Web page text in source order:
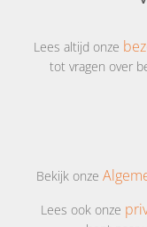
Lees altijd onze
tot vragen over
Bekijk onze
Lees ook onze